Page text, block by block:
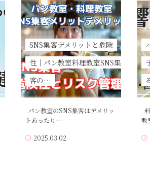
SNS集客デメリットと危険
性｜パン教室料理教室SNS集
客の…
パン教室のSNS集客はデメリッ
トあったり……
2025.03.02
教